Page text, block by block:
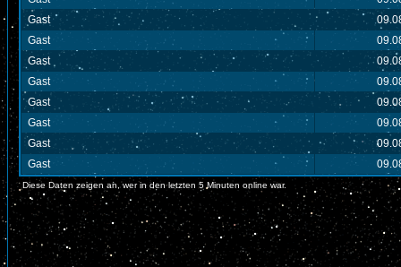
Gast
Gast
Gast
Gast
Gast
Gast
Gast
Gast
Diese Daten zeigen an, wer in den letzten 5 Minuten online war.